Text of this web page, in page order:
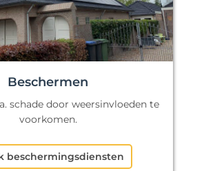
Beschermen
schade door weersinvloeden te
voorkomen.
beschermingsdiensten